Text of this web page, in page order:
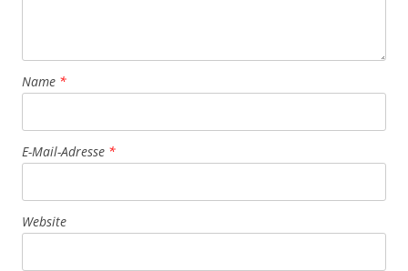
Name *
E-Mail-Adresse *
Website